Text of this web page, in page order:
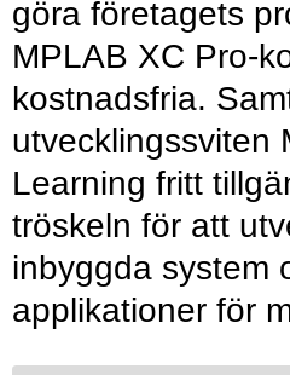
göra företagets
MPLAB XC Pro-
kostnadsfria.
utvecklingssviten
Learning fritt
tröskeln för att
inbyggda system
applikationer för